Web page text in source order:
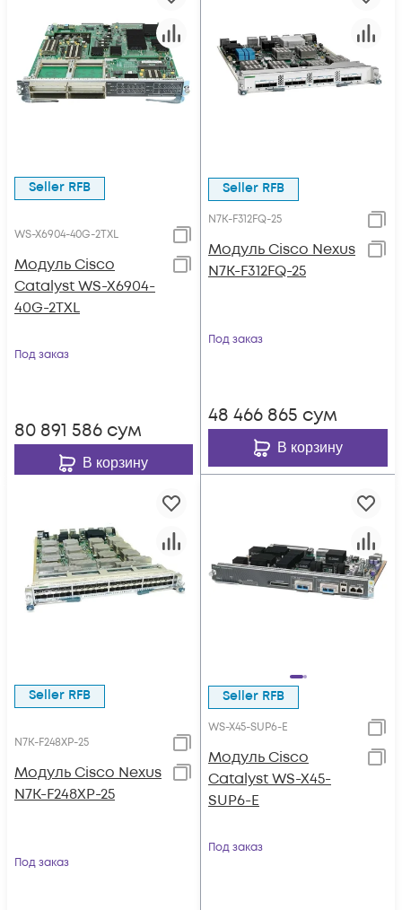
Seller RFB
WS-X6904-40G-2TXL
Модуль Cisco
Catalyst WS-X6904-
40G-2TXL
Под заказ
80 891 586 сум
В корзину
Seller RFB
N7K-F312FQ-25
Модуль Cisco Nexus
N7K-F312FQ-25
Под заказ
48 466 865 сум
В корзину
Seller RFB
N7K-F248XP-25
Модуль Cisco Nexus
N7K-F248XP-25
Под заказ
Seller RFB
WS-X45-SUP6-E
Модуль Cisco
Catalyst WS-X45-
SUP6-E
Под заказ